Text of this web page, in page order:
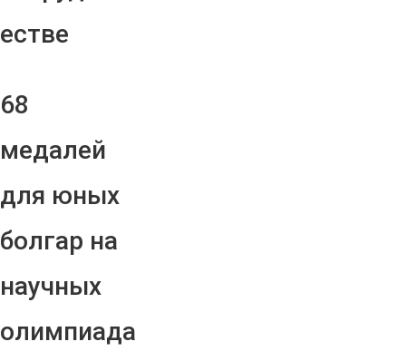
естве
68
медалей
для юных
болгар на
научных
олимпиада